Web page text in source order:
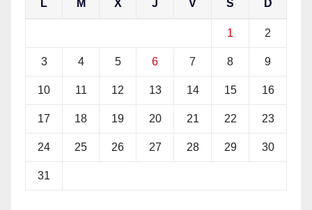
L M X J V S D
1 2
3 4 5 6 7 8 9
10 11 12 13 14 15 16
17 18 19 20 21 22 23
24 25 26 27 28 29 30
31